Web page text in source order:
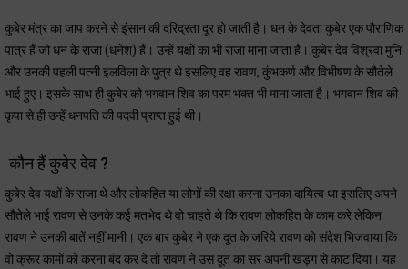
कुबेर मंत्र का जाप करने से इंसान की दरिद्रता दूर हो जाती है। धन के देवता कुबेर एक पौराणिक
पात्र हैं जो धन के राजा (धनेश) हैं। उन्हें यक्षों का भी राजा माना जाता है। कुबेर देव विश्रवा मुनि
और उनकी पहली पत्नी इलविला के पुत्र थे इसलिए वह रावण, कुंभकर्ण और विभीषण के सौतेले
भाई हुए। इसके साथ ही कुबेर को भगवान शिव का परम भक्त भी माना जाता है। भगवान शिव की
कृपा से ही उन्हें धनपति की पदवी प्राप्त हुई थी।
कौन हैं कुबेर देव ?
कुबेर देव यक्षों के राजा थे और लोकहित या लोगों की रक्षा करना उनका दायित्व था इसलिए अपने
सौतेले भाई रावण से उनके कई मतभेद थे वो चाहते थे कि रावण लोकहित के काम करे लेकिन
रावण ने उनकी बातें नहीं मानी। एक बार कुबेर ने एक दूत के जरिये रावण को संदेश भिजवाया कि
वो क्रूर कामों को करना बंद कर दे तो रावण ने उस दूत का सर अपनी खड्ग से काट दिया। यह